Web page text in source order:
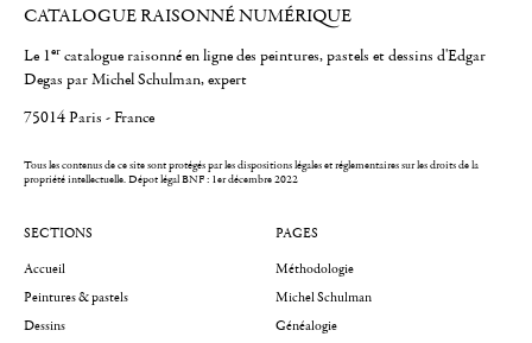
CATALOGUE RAISONNÉ NUMÉRIQUE
Le 1er catalogue raisonné en ligne des peintures, pastels et dessins d'Edgar
Degas par Michel Schulman, expert
75014 Paris - France
Tous les contenus de ce site sont protégés par les dispositions légales et réglementaires sur les droits de la
propriété intellectuelle.Dépot légal BNF : 1er décembre 2022
SECTIONS
Accueil
Peintures & pastels
Dessins
PAGES
Méthodologie
Michel Schulman
Généalogie